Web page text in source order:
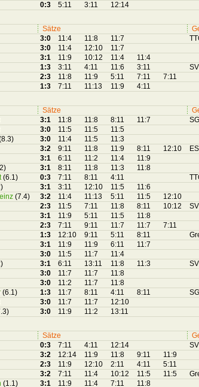
0:3 5:11 3:11
12:14
Sätze
3:0 11:4 11:8 11:7
3:0 11:4 12:10
11:7
3:1 11:9 10:12 11:4
11:4
1:3 3:11 4:11 11:6 3:11
2:3 11:8 11:9 5:11 7:11
7:11
1:3 7:11 11:13 11:9
4:11
Sätze
3:1 11:8 11:8 8:11 11:7
3:0 11:5 11:5
11:5
3:0 11:4 11:5
11:3
3:2 9:11 11:8 11:9 8:11 12:10
3:1 6:11 11:2 11:4
11:9
3:1 8:11 11:8 11:3
11:8
(6.1) 0:3 7:11 8:11 4:11
3:1 3:11 12:10 11:5
11:6
(7.4) 3:2 11:4 11:13 5:11 11:5
12:10
2:3 11:5 7:11 11:8 8:11 10:12
3:1 11:9 5:11 11:5
11:8
2:3 7:11 9:11 11:7 11:7
7:11
1:3 12:10 9:11 5:11 8:11
3:1 11:9 11:9 6:11
11:7
3:0 11:5 11:7
11:4
3:1 6:11 13:11 11:8 11:3
3:0 11:7 11:7
11:8
3:0 11:2 11:7
11:8
(6.1) 1:3 11:7 8:11 4:11 8:11
3:0 11:7 11:7
12:10
3:0 11:9 11:2
13:11
Sätze
0:3 7:11 4:11 12:14
3:2 12:14 11:9 11:8 9:11
11:9
2:3 11:9 12:10 2:11 4:11
5:11
3:2 7:11 11:4 10:12 11:5 11:5
(1.1) 3:1 11:9 11:4 7:11
11:8